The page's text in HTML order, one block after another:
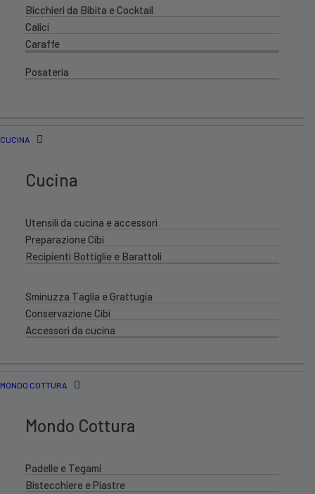
Bicchieri da Bibita e Cocktail
Calici
Caraffe
Posateria
CUCINA
Cucina
Utensili da cucina e accessori
Preparazione Cibi
Recipienti Bottiglie e Barattoli
Sminuzza Taglia e Grattugia
Conservazione Cibi
Accessori da cucina
MONDO COTTURA
Mondo Cottura
Padelle e Tegami
Bistecchiere e Piastre